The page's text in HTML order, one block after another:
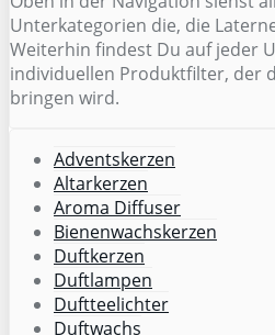
Unterkategorien die, die
Weiterhin findest Du auf jeder
individuellen Produktfilter, der
bringen wird.
Adventskerzen
Altarkerzen
Aroma Diffuser
Bienenwachskerzen
Duftkerzen
Duftlampen
Duftteelichter
Duftwachs